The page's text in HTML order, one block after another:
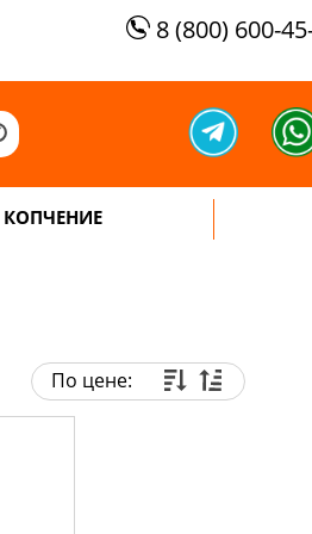
8 (800) 600-
КОПЧЕНИЕ
По цене: